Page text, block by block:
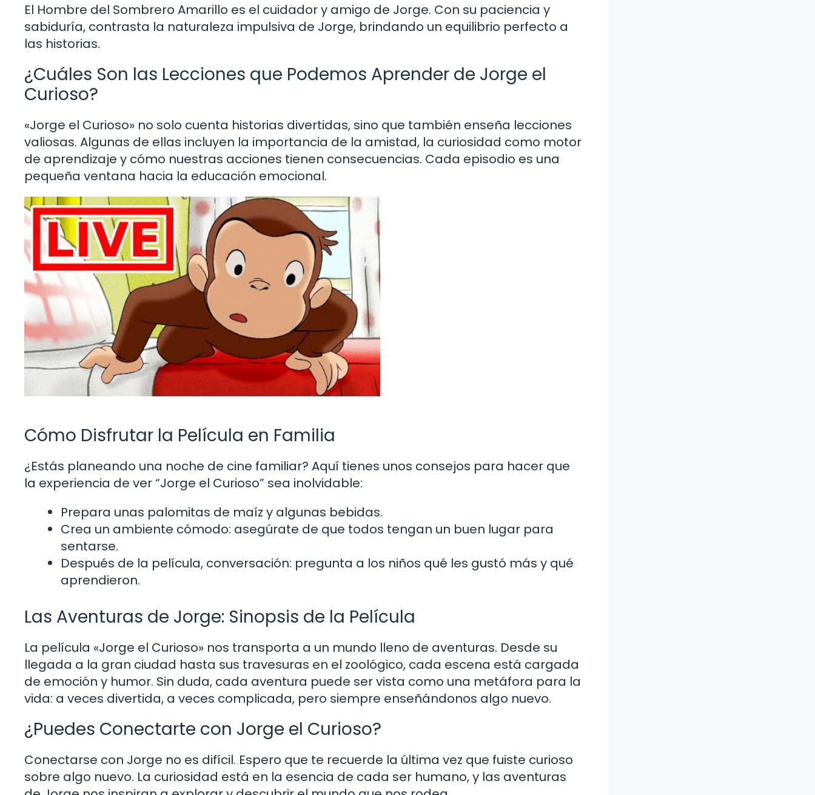
El Hombre del Sombrero Amarillo es el cuidador y amigo de Jorge. Con su paciencia y
sabiduría, contrasta la naturaleza impulsiva de Jorge, brindando un equilibrio perfecto a
las historias.
¿Cuáles Son las Lecciones que Podemos Aprender de Jorge el
Curioso?
«Jorge el Curioso» no solo cuenta historias divertidas, sino que también enseña lecciones
valiosas. Algunas de ellas incluyen la importancia de la amistad, la curiosidad como motor
de aprendizaje y cómo nuestras acciones tienen consecuencias. Cada episodio es una
pequeña ventana hacia la educación emocional.
Cómo Disfrutar la Película en Familia
¿Estás planeando una noche de cine familiar? Aquí tienes unos consejos para hacer que
la experiencia de ver “Jorge el Curioso” sea inolvidable:
Prepara unas palomitas de maíz y algunas bebidas.
Crea un ambiente cómodo: asegúrate de que todos tengan un buen lugar para
sentarse.
Después de la película, conversación: pregunta a los niños qué les gustó más y qué
aprendieron.
Las Aventuras de Jorge: Sinopsis de la Película
La película «Jorge el Curioso» nos transporta a un mundo lleno de aventuras. Desde su
llegada a la gran ciudad hasta sus travesuras en el zoológico, cada escena está cargada
de emoción y humor. Sin duda, cada aventura puede ser vista como una metáfora para la
vida: a veces divertida, a veces complicada, pero siempre enseñándonos algo nuevo.
¿Puedes Conectarte con Jorge el Curioso?
Conectarse con Jorge no es difícil. Espero que te recuerde la última vez que fuiste curioso
sobre algo nuevo. La curiosidad está en la esencia de cada ser humano, y las aventuras